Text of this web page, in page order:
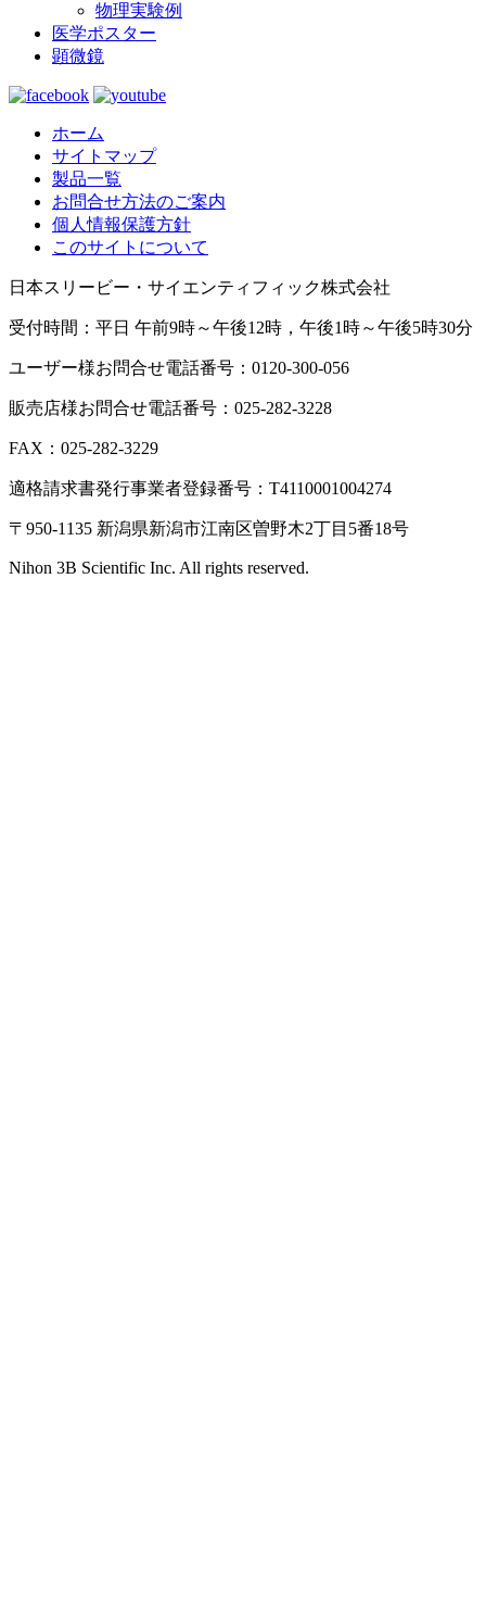
物理実験例
医学ポスター
顕微鏡
ホーム
サイトマップ
製品一覧
お問合せ方法のご案内
個人情報保護方針
このサイトについて
日本スリービー・サイエンティフィック株式会社
受付時間：平日 午前9時～午後12時，午後1時～午後5時30分
ユーザー様お問合せ電話番号：0120-300-056
販売店様お問合せ電話番号：025-282-3228
FAX：025-282-3229
適格請求書発行事業者登録番号：T4110001004274
〒950-1135 新潟県新潟市江南区曽野木2丁目5番18号
Nihon 3B Scientific Inc. All rights reserved.